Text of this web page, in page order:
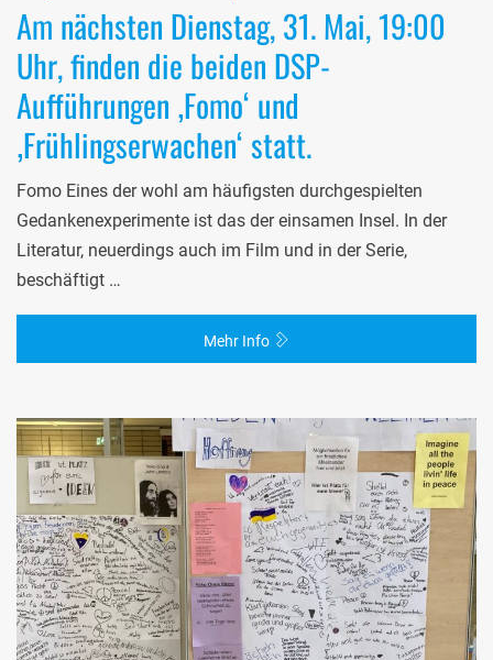
Am nächsten Dienstag, 31. Mai, 19:00
Uhr, finden die beiden DSP-
Aufführungen ‚Fomo‘ und
‚Frühlingserwachen‘ statt.
Fomo Eines der wohl am häufigsten durchgespielten
Gedankenexperimente ist das der einsamen Insel. In der
Literatur, neuerdings auch im Film und in der Serie,
beschäftigt …
Mehr Info